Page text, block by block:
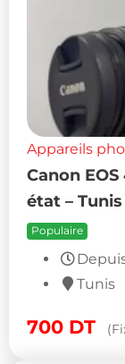
Appareils
Canon
état – Tunis
Populaire
Tunis
700 DT